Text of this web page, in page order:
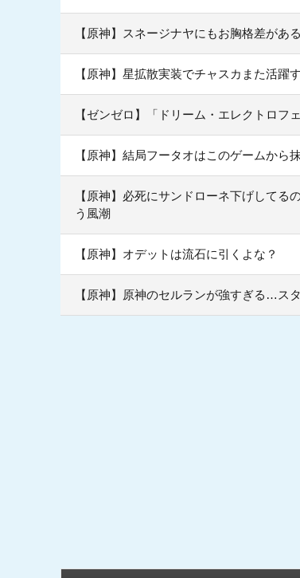
【原神】スネージナヤにもお胸格差があ
【原神】星拡散実装でチャスカまた活
【ゼンゼロ】「ドリーム・エレクトロフ
【原神】結局フータオはこのゲームから
【原神】必死にサンドローネ下げして
う風潮
【原神】オデットは流石に引くよな？
【原神】原神のセルランが強すぎる…ス